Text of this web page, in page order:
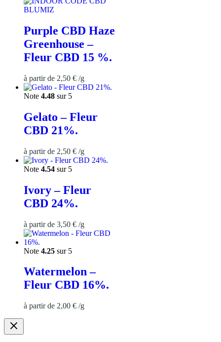
Purple CBD Haze
Greenhouse –
Fleur CBD 15 %.
à partir de 2,50 € /g
Note 4.48 sur 5
Gelato – Fleur
CBD 21%.
à partir de 2,50 € /g
Note 4.54 sur 5
Ivory – Fleur
CBD 24%.
à partir de 3,50 € /g
Note 4.25 sur 5
Watermelon –
Fleur CBD 16%.
à partir de 2,00 € /g